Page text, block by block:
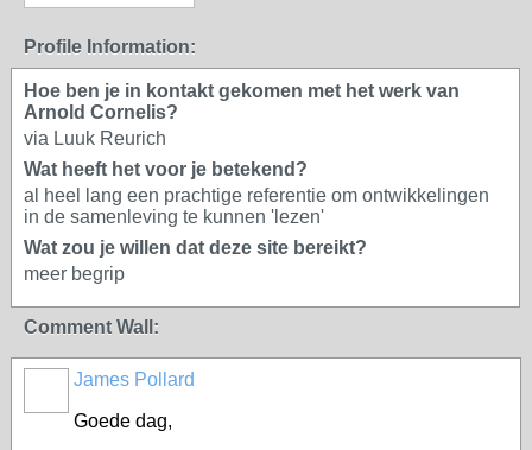
Profile Information:
Hoe ben je in kontakt gekomen met het werk van
Arnold Cornelis?
via Luuk Reurich
Wat heeft het voor je betekend?
al heel lang een prachtige referentie om ontwikkelingen
in de samenleving te kunnen 'lezen'
Wat zou je willen dat deze site bereikt?
meer begrip
Comment Wall:
James Pollard
Goede dag,